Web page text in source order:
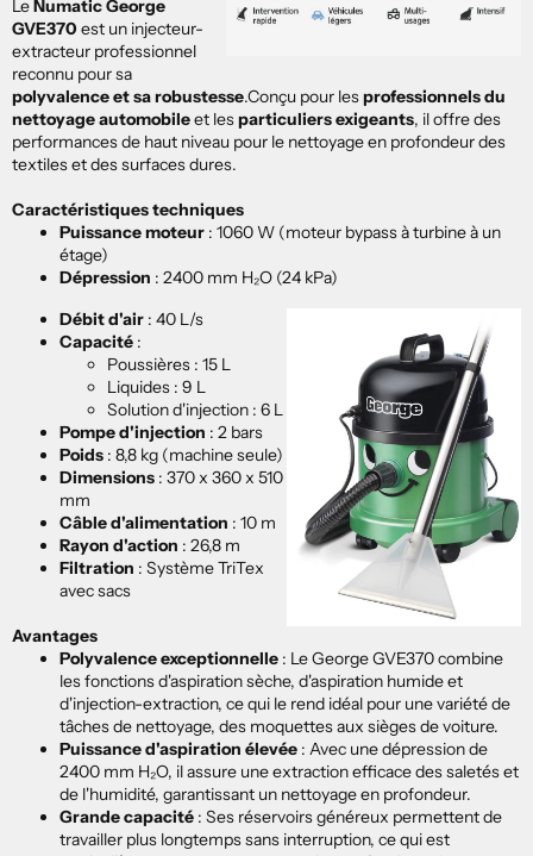
LeNumatic George
GVE370 est un injecteur-
extracteur professionnel
reconnu pour sa
polyvalence et sa robustesse.Conçu pour lesprofessionnels du
nettoyage automobileet lesparticuliers exigeants, il offre des
performances de haut niveau pour le nettoyage en profondeur des
textiles et des surfaces dures.
Caractéristiques techniques
Puissance moteur : 1060 W (moteur bypass à turbine à un
étage)
Dépression : 2400 mm H₂O (24 kPa)
Débit d'air : 40 L/s
Capacité :
Poussières : 15 L
Liquides : 9 L
Solution d'injection : 6 L
Pompe d'injection : 2 bars
Poids : 8,8 kg (machine seule)
Dimensions : 370 x 360 x 510
mm
Câble d'alimentation : 10 m
Rayon d'action : 26,8 m
Filtration : Système TriTex
avec sacs
Avantages
Polyvalence exceptionnelle : Le George GVE370 combine
les fonctions d'aspiration sèche, d'aspiration humide et
d'injection-extraction, ce qui le rend idéal pour une variété de
tâches de nettoyage, des moquettes aux sièges de voiture.
Puissance d'aspiration élevée : Avec une dépression de
2400 mm H₂O, il assure une extraction efficace des saletés et
de l'humidité, garantissant un nettoyage en profondeur.
Grande capacité : Ses réservoirs généreux permettent de
travailler plus longtemps sans interruption, ce qui est